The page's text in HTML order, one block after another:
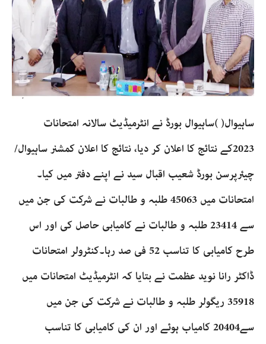
ساہیوال( )ساہیوال بورڈ نے انٹرمیڈیٹ سالانہ امتحانات
2023کے نتائج کا اعلان کر دیا، نتائج کا اعلان کمشنر ساہیوال/
چیئرپرسن بورڈ شعیب اقبال سید نے اپنے دفتر میں کیا۔
امتحانات میں 45063 طلبہ و طالبات نے شرکت کی جن میں
سے 23414 طلبہ و طالبات نے کامیابی حاصل کی اور اس
طرح کامیابی کا تناسب 52 فی صد رہا۔کنٹرولر امتحانات
ڈاکٹر رانا نوید عظمت نے بتایا کہ انٹرمیڈیٹ امتحانات میں
35918 ریگولر طلبہ و طالبات نے شرکت کی جن میں
سے20404 کامیاب ہوئے اور ان کی کامیابی کا تناسب